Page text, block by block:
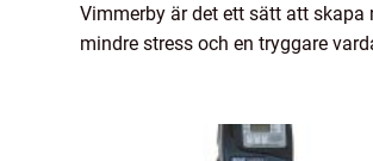
Vimmerby är det ett sätt att skapa
mindre stress och en tryggare